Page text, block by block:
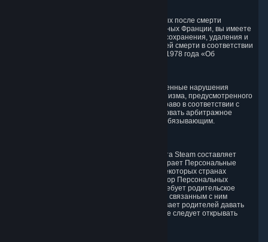
6.7. Право на контроль Персональных данных после смерти
Если к вам применимы законы о защите данных Франции, вы имеете
право устанавливать правила в отношении сохранения, удаления и
передачи Персональных данных после вашей смерти в соответствии
со статьей 40-1 Закона №78-17 от 6 января 1978 года «Об
Если Valve не урегулирует какие-либо заявленные нарушения
Принципов с помощью любого другого механизма, предусмотренного
DPF или настоящим разделом, вы имеете право в соответствии с
требованиями Приложения I к DPF инициировать арбитражное
разбирательство, решение которого будет обязывающим.
Минимальный возраст для создания Аккаунта Steam составляет
13 лет. Компания Valve сознательно не собирает Персональные
данные у детей младше этого возраста. В некоторых странах
установлен больший возраст согласия на сбор Персональных
данных, и в таких случаях компания Valve требует родительское
согласие перед созданием Аккаунта Steam и связанным с ним
сбором Персональных данных. Valve призывает родителей давать
своим детям инструкции о том, что никогда не следует открывать